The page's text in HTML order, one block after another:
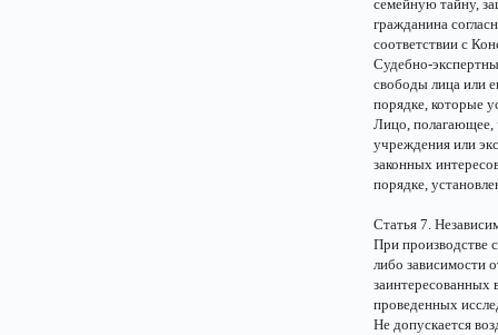
семейную тайну,
гражданина
соответствии с
Судебно-
свободы лица или
порядке, которые
Лицо, полагающее,
учреждения или
законных
порядке,
Статья 7.
При производстве
либо зависимости
заинтересованных
проведенных
Не допускается